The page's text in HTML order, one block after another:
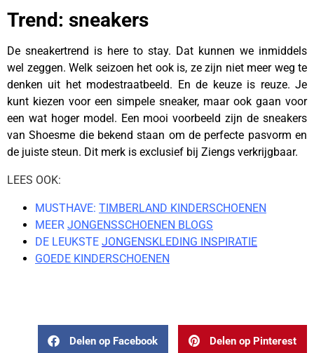
Trend: sneakers
De sneakertrend is here to stay. Dat kunnen we inmiddels
wel zeggen. Welk seizoen het ook is, ze zijn niet meer weg te
denken uit het modestraatbeeld. En de keuze is reuze. Je
kunt kiezen voor een simpele sneaker, maar ook gaan voor
een wat hoger model. Een mooi voorbeeld zijn de sneakers
van Shoesme die bekend staan om de perfecte pasvorm en
de juiste steun. Dit merk is exclusief bij Ziengs verkrijgbaar.
LEES OOK:
MUSTHAVE: TIMBERLAND KINDERSCHOENEN
MEER JONGENSSCHOENEN BLOGS
DE LEUKSTE JONGENSKLEDING INSPIRATIE
GOEDE KINDERSCHOENEN
Delen op Facebook Delen op Pinterest